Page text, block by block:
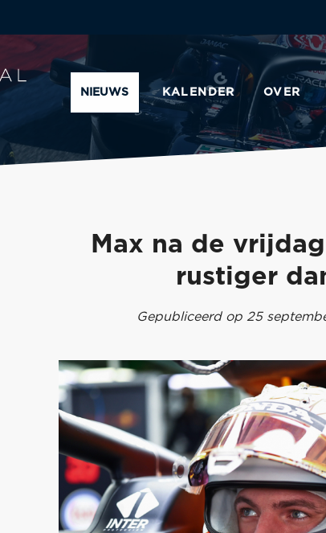
NIEUWS KALENDER OVER
Max na de
rustiger
Gepubliceerd op 25